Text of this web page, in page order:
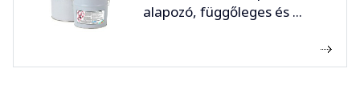
alapozó, függőleges és ...